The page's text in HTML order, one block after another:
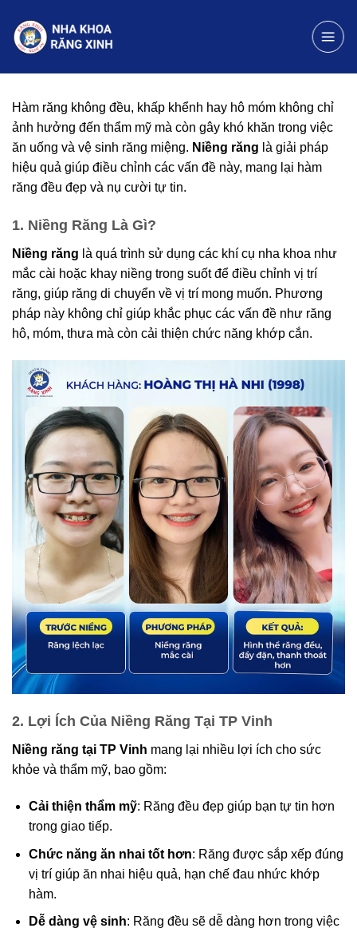
đến
nội
Hàm răng không đều, khấp khểnh hay hô móm không chỉ
ảnh hưởng đến thẩm mỹ mà còn gây khó khăn trong việc
ăn uống và vệ sinh răng miệng. Niềng răng là giải pháp
hiệu quả giúp điều chỉnh các vấn đề này, mang lại hàm
răng đều đẹp và nụ cười tự tin.
1. Niềng Răng Là Gì?
Niềng răng là quá trình sử dụng các khí cụ nha khoa như
mắc cài hoặc khay niềng trong suốt để điều chỉnh vị trí
răng, giúp răng di chuyển về vị trí mong muốn. Phương
pháp này không chỉ giúp khắc phục các vấn đề như răng
hô, móm, thưa mà còn cải thiện chức năng khớp cắn.
2. Lợi Ích Của Niềng Răng Tại TP Vinh
Niềng răng tại TP Vinh mang lại nhiều lợi ích cho sức
khỏe và thẩm mỹ, bao gồm:
Cải thiện thẩm mỹ: Răng đều đẹp giúp bạn tự tin hơn
trong giao tiếp.
Chức năng ăn nhai tốt hơn: Răng được sắp xếp đúng
vị trí giúp ăn nhai hiệu quả, hạn chế đau nhức khớp
hàm.
Dễ dàng vệ sinh: Răng đều sẽ dễ dàng hơn trong việc